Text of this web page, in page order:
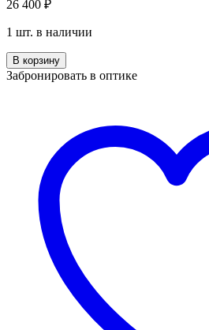
26 400 ₽
1 шт. в наличии
Количество
Seiko
В корзину
Забронировать в оптике